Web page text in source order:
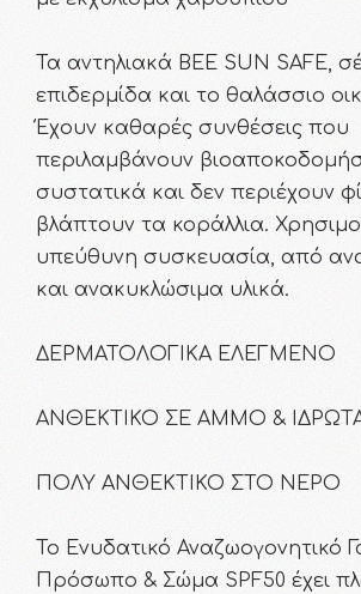
Τα αντηλιακά BEE SUN SAFE,
επιδερμίδα και το θαλάσσιο
Έχουν καθαρές συνθέσεις που
περιλαμβάνουν
συστατικά και δεν περιέχουν
βλάπτουν τα κοράλλια.
υπεύθυνη συσκευασία, από
και ανακυκλώσιμα υλικά.
ΔΕΡΜΑΤΟΛΟΓΙΚΑ ΕΛΕΓΜΕΝΟ
ΑΝΘΕΚΤΙΚΟ ΣΕ ΑΜΜΟ &
ΠΟΛΥ ΑΝΘΕΚΤΙΚΟ ΣΤΟ ΝΕΡΟ
To Ενυδατικό Αναζωογονητικό
Πρόσωπο & Σώμα SPF50 έχει